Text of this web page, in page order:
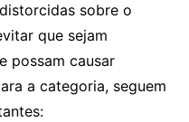
sobre o
que sejam
possam causar
a categoria, seguem